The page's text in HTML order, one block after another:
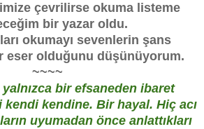
çevrilirse okuma listeme
bir yazar oldu.
okumayı sevenlerin şans
eser olduğunu düşünüyorum.
~~~~
yalnızca bir efsaneden ibaret
kendine. Bir hayal. Hiç acı
uyumadan önce anlattıkları